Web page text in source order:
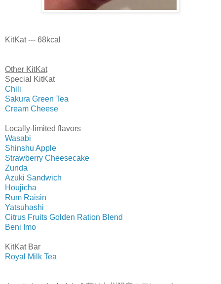
KitKat --- 68kcal
Other KitKat
Special KitKat
Chili
Sakura Green Tea
Cream Cheese
Locally-limited flavors
Wasabi
Shinshu Apple
Strawberry Cheesecake
Zunda
Azuki Sandwich
Houjicha
Rum Raisin
Yatsuhashi
Citrus Fruits Golden Ration Blend
Beni Imo
KitKat Bar
Royal Milk Tea